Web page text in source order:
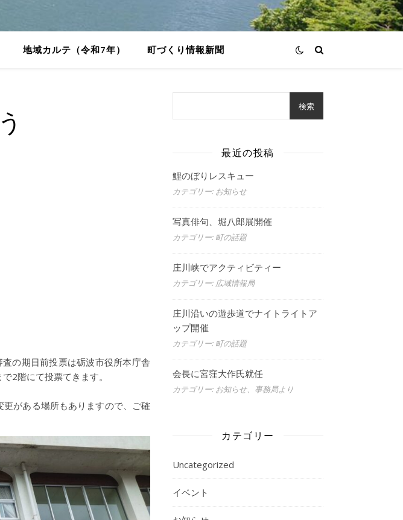
地域カルテ（令和7年） 町づくり情報新聞
の期日前投票は砺波市役所本庁舎
2階にて投票てきます。
がある場所もありますので、ご確
検索
最近の投稿
鯉のぼりレスキュー
カテゴリー: お知らせ
写真俳句、堀八郎展開催
カテゴリー: 町の話題
庄川峡でアクティビティー
カテゴリー: 広域情報局
庄川沿いの遊歩道でナイトライトア
ップ開催
カテゴリー: 町の話題
会長に宮窪大作氏就任
カテゴリー: お知らせ、事務局より
カテゴリー
Uncategorized
イベント